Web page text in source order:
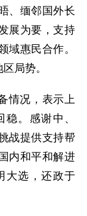
、缅邻国外长
展为要，支持
域惠民合作。
局势。
情况，表示上
。感谢中、
战提供支持帮
内和平和解进
大选，还政于